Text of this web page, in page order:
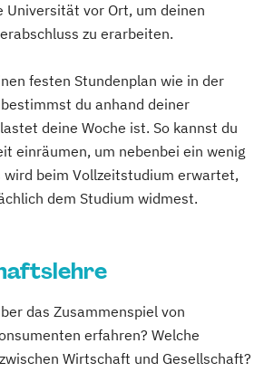
Universität vor Ort, um deinen
zu erarbeiten.
festen Stundenplan wie in der
du anhand deiner
deine Woche ist. So kannst du
einräumen, um nebenbei ein wenig
wird beim Vollzeitstudium erwartet,
dem Studium widmest.
das Zusammenspiel von
erfahren? Welche
Wirtschaft und Gesellschaft?